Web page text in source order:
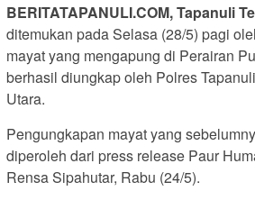
BERITATAPANULI.COM, Tapanuli
ditemukan pada Selasa (28/5) pagi
mayat yang mengapung di Perairan
berhasil diungkap oleh Polres
Utara.
Pengungkapan mayat yang
diperoleh dari press release Paur
Rensa Sipahutar, Rabu (24/5).